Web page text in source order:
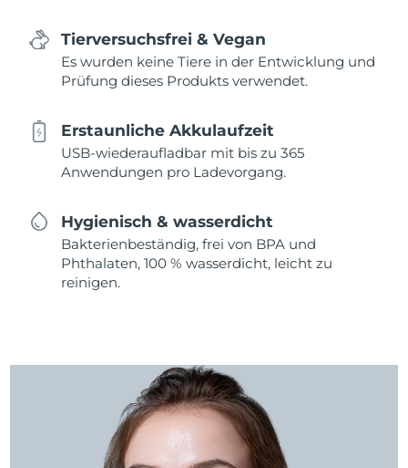
Tierversuchsfrei & Vegan
Es wurden keine Tiere in der Entwicklung und
Prüfung dieses Produkts verwendet.
Erstaunliche Akkulaufzeit
USB-wiederaufladbar mit bis zu 365
Anwendungen pro Ladevorgang.
Hygienisch & wasserdicht
Bakterienbeständig, frei von BPA und
Phthalaten, 100 % wasserdicht, leicht zu
reinigen.